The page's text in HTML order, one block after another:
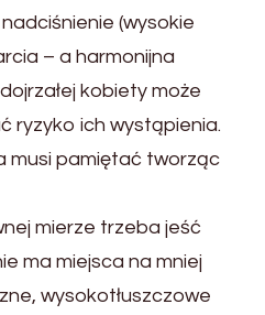
(wysokie
– a harmonijna
kobiety może
ryzyko ich wystąpienia.
musi pamiętać tworząc
mierze trzeba jeść
ma miejsca na mniej
wysokotłuszczowe